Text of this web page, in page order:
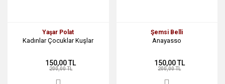
Yaşar Polat
Kadınlar Çocuklar Kuşlar
150,00 TL
200,00 TL
Şemsi Belli
Anayasso
150,00 TL
200,00 TL